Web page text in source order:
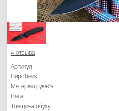
4 отзыва
Артикул
Виробник
Матеріал руків'я
Вага
Товщина обуху